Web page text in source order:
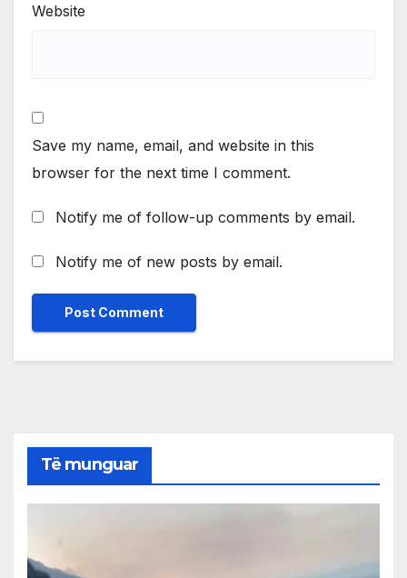
Website
Save my name, email, and website in this
browser for the next time I comment.
Notify me of follow-up comments by email.
Notify me of new posts by email.
Të munguar